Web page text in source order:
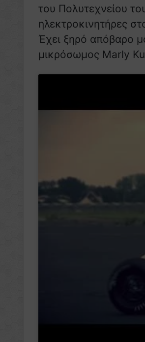
του Πολυτεχνείου
ηλεκτροκινητήρες
Έχει ξηρό απόβαρο
μικρόσωμος Marly